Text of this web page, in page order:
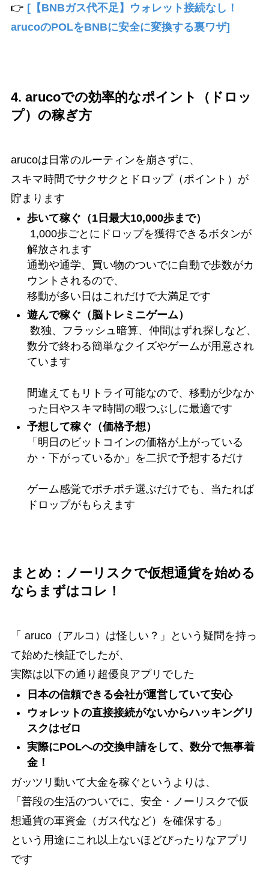
👉 [【BNBガス代不足】ウォレット接続なし！
arucoのPOLをBNBに安全に変換する裏ワザ]
4. arucoでの効率的なポイント（ドロッ
プ）の稼ぎ方
arucoは日常のルーティンを崩さずに、
スキマ時間でサクサクとドロップ（ポイント）が
貯まります
歩いて稼ぐ（1日最大10,000歩まで）
1,000歩ごとにドロップを獲得できるボタンが
解放されます
通勤や通学、買い物のついでに自動で歩数がカ
ウントされるので、
移動が多い日はこれだけで大満足です
遊んで稼ぐ（脳トレミニゲーム）
数独、フラッシュ暗算、仲間はずれ探しなど、
数分で終わる簡単なクイズやゲームが用意され
ています
間違えてもリトライ可能なので、移動が少なか
った日やスキマ時間の暇つぶしに最適です
予想して稼ぐ（価格予想）
「明日のビットコインの価格が上がっている
か・下がっているか」を二択で予想するだけ
ゲーム感覚でポチポチ選ぶだけでも、当たれば
ドロップがもらえます
まとめ：ノーリスクで仮想通貨を始める
ならまずはコレ！
「 aruco（アルコ）は怪しい？」という疑問を持っ
て始めた検証でしたが、
実際は以下の通り超優良アプリでした
日本の信頼できる会社が運営していて安心
ウォレットの直接接続がないからハッキングリ
スクはゼロ
実際にPOLへの交換申請をして、数分で無事着
金！
ガッツリ動いて大金を稼ぐというよりは、
「普段の生活のついでに、安全・ノーリスクで仮
想通貨の軍資金（ガス代など）を確保する」
という用途にこれ以上ないほどぴったりなアプリ
です